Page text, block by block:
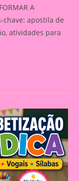
A
chave: apostila de
atividades para